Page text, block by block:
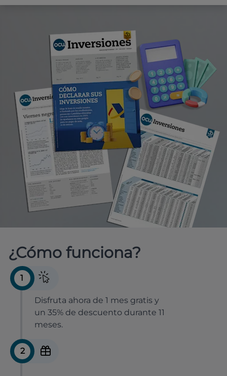
¿Cómo funciona?
1
Disfruta ahora de 1 mes gratis y
un 35% de descuento durante 11
meses.
2